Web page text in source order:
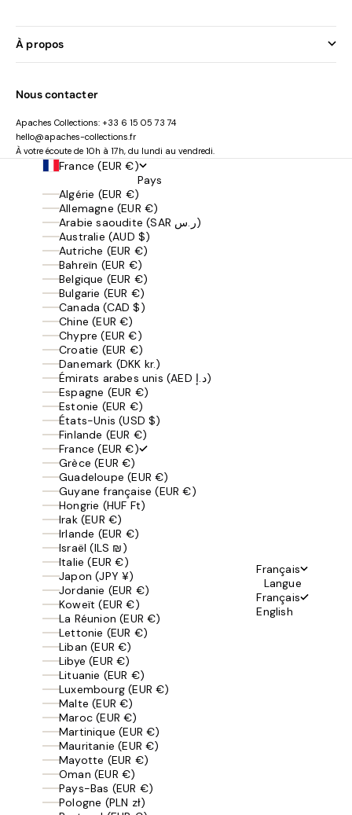
À propos
Nous contacter
Apaches Collections: +33 6 15 05 73 74
hello@apaches-collections.fr
À votre écoute de 10h à 17h, du lundi au vendredi.
France (EUR €)
Pays
Algérie (EUR €)
Allemagne (EUR €)
Arabie saoudite (SAR ر.س)
Australie (AUD $)
Autriche (EUR €)
Bahreïn (EUR €)
Belgique (EUR €)
Bulgarie (EUR €)
Canada (CAD $)
Chine (EUR €)
Chypre (EUR €)
Croatie (EUR €)
Danemark (DKK kr.)
Émirats arabes unis (AED د.إ)
Espagne (EUR €)
Estonie (EUR €)
États-Unis (USD $)
Finlande (EUR €)
France (EUR €)
Grèce (EUR €)
Guadeloupe (EUR €)
Guyane française (EUR €)
Hongrie (HUF Ft)
Irak (EUR €)
Irlande (EUR €)
Israël (ILS ₪)
Italie (EUR €)
Japon (JPY ¥)
Jordanie (EUR €)
Koweït (EUR €)
La Réunion (EUR €)
Lettonie (EUR €)
Liban (EUR €)
Libye (EUR €)
Lituanie (EUR €)
Luxembourg (EUR €)
Malte (EUR €)
Maroc (EUR €)
Martinique (EUR €)
Mauritanie (EUR €)
Mayotte (EUR €)
Oman (EUR €)
Pays-Bas (EUR €)
Pologne (PLN zł)
Français
Langue
Français
English